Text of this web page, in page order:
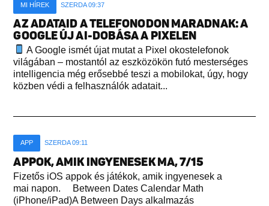
MI HÍREK SZERDA 09:37
AZ ADATAID A TELEFONODON MARADNAK: A
GOOGLE ÚJ AI-DOBÁSA A PIXELEN
A Google ismét újat mutat a Pixel okostelefonok
világában – mostantól az eszközökön futó mesterséges
intelligencia még erősebbé teszi a mobilokat, úgy, hogy
közben védi a felhasználók adatait...
APP SZERDA 09:11
APPOK, AMIK INGYENESEK MA, 7/15
Fizetős iOS appok és játékok, amik ingyenesek a
mai napon. Between Dates Calendar Math
(iPhone/iPad)A Between Days alkalmazás